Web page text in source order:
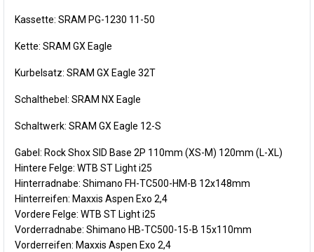
Kassette: SRAM PG-1230 11-50
Kette: SRAM GX Eagle
Kurbelsatz: SRAM GX Eagle 32T
Schalthebel: SRAM NX Eagle
Schaltwerk: SRAM GX Eagle 12-S
Gabel: Rock Shox SID Base 2P 110mm (XS-M) 120mm (L-XL)
Hintere Felge: WTB ST Light i25
Hinterradnabe: Shimano FH-TC500-HM-B 12x148mm
Hinterreifen: Maxxis Aspen Exo 2,4
Vordere Felge: WTB ST Light i25
Vorderradnabe: Shimano HB-TC500-15-B 15x110mm
Vorderreifen: Maxxis Aspen Exo 2,4